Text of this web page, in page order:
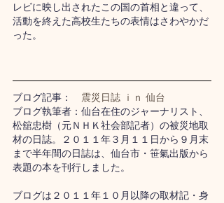
レビに映し出されたこの国の首相と違って、
活動を終えた高校生たちの表情はさわやかだ
った。
ブログ記事： 震災日誌 ｉｎ 仙台
ブログ執筆者：仙台在住のジャーナリスト、
松舘忠樹（元ＮＨＫ社会部記者）の被災地取
材の日誌。２０１１年３月１１日から９月末
まで半年間の日誌は、仙台市・笹氣出版から
表題の本を刊行しました。
ブログは２０１１年１０月以降の取材記・身